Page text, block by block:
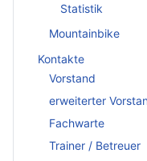
Statistik
Mountainbike
Kontakte
Vorstand
erweiterter
Fachwarte
Trainer / Betreuer